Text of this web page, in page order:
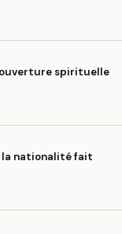
ouverture spirituelle
la nationalité fait